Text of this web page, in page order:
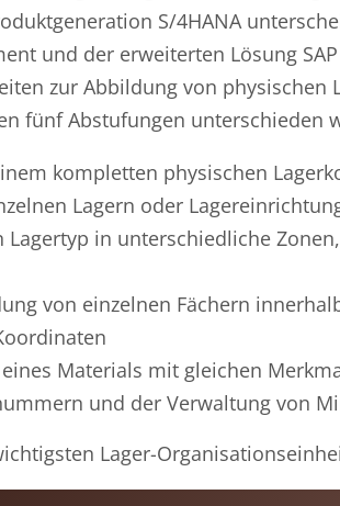
S/4HANA
und der erweiterten Lösung
zur Abbildung von
fünf Abstufungen unterschieden
kompletten physischen
Lagern oder
in unterschiedliche
von einzelnen Fächern
Materials mit gleichen
und der Verwaltung von
Lager-